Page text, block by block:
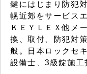
鍵にはじまり防犯
幌近郊をサービス
ＫＥＹＬＥＸ他メ
換、取付、防犯対
般。日本ロックセ
設備士、3級錠施